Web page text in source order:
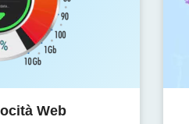
Web